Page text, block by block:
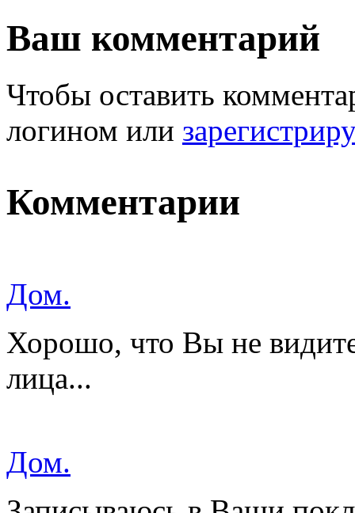
Ваш комментарий
Чтобы оставить
логином или
Комментарии
Дом.
Хорошо, что Вы не
лица...
Дом.